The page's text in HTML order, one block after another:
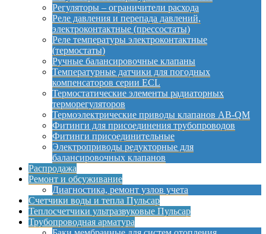
Регуляторы – ограничители расхода
Реле давления и перепада давлений,
электроконтактные (прессостаты)
Реле температуры электроконтактные
(термостаты)
Ручные балансировочные клапаны
Температурные датчики для погодных
компенсаторов серии ECL
Термостатические элементы радиаторных
терморегуляторов
Термоэлектрические приводы клапанов AB-QM
Фитинги для присоединения трубопроводов
Фитинги присоединительные
Электроприводы редукторные для
балансировочных клапанов
Распродажа
Ремонт и обсуживание
Диагностика, ремонт узлов учета
Счетчики воды и тепла Пульсар
Теплосчетчики ультразвуковые Пульсар
Трубопроводная арматура